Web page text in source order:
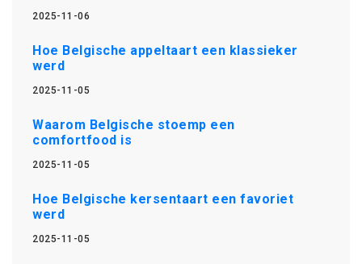
2025-11-06
Hoe Belgische appeltaart een klassieker
werd
2025-11-05
Waarom Belgische stoemp een
comfortfood is
2025-11-05
Hoe Belgische kersentaart een favoriet
werd
2025-11-05